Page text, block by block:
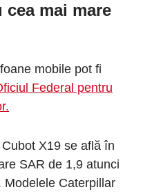
mai mare
mobile pot fi
Federal pentru
X19 se află în
SAR de 1,9 atunci
Modelele Caterpillar